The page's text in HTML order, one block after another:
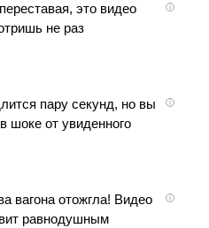
i
это видео
не раз
i
пару секунд, но вы
шоке от увиденного
i
вагона отожгла! Видео
равнодушным